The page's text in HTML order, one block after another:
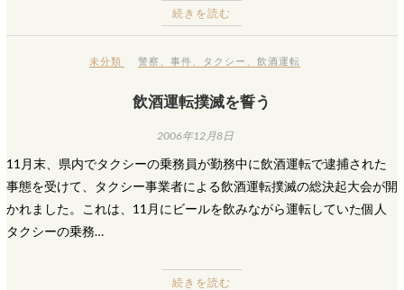
続きを読む
未分類 警察 、事件 タクシー 、飲酒運転
飲酒運転撲滅を誓う
2006年12月8日
11月末、県内でタクシーの乗務員が勤務中に飲酒運転で逮捕された
事態を受けて、タクシー事業者による飲酒運転撲滅の総決起大会が開
かれました。これは、11月にビールを飲みながら運転していた個人
タクシーの乗務…
続きを読む